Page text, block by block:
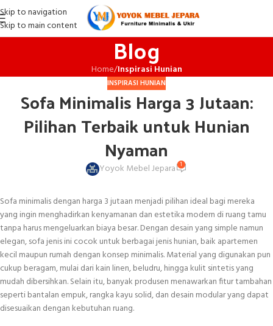
Skip to navigation
Skip to main content
Blog
Home/Inspirasi Hunian
INSPIRASI HUNIAN
Sofa Minimalis Harga 3 Jutaan:
Pilihan Terbaik untuk Hunian
Nyaman
Yoyok Mebel Jepara 1
Sofa minimalis dengan harga 3 jutaan menjadi pilihan ideal bagi mereka
yang ingin menghadirkan kenyamanan dan estetika modern di ruang tamu
tanpa harus mengeluarkan biaya besar. Dengan desain yang simple namun
elegan, sofa jenis ini cocok untuk berbagai jenis hunian, baik apartemen
kecil maupun rumah dengan konsep minimalis. Material yang digunakan pun
cukup beragam, mulai dari kain linen, beludru, hingga kulit sintetis yang
mudah dibersihkan. Selain itu, banyak produsen menawarkan fitur tambahan
seperti bantalan empuk, rangka kayu solid, dan desain modular yang dapat
disesuaikan dengan kebutuhan ruang.